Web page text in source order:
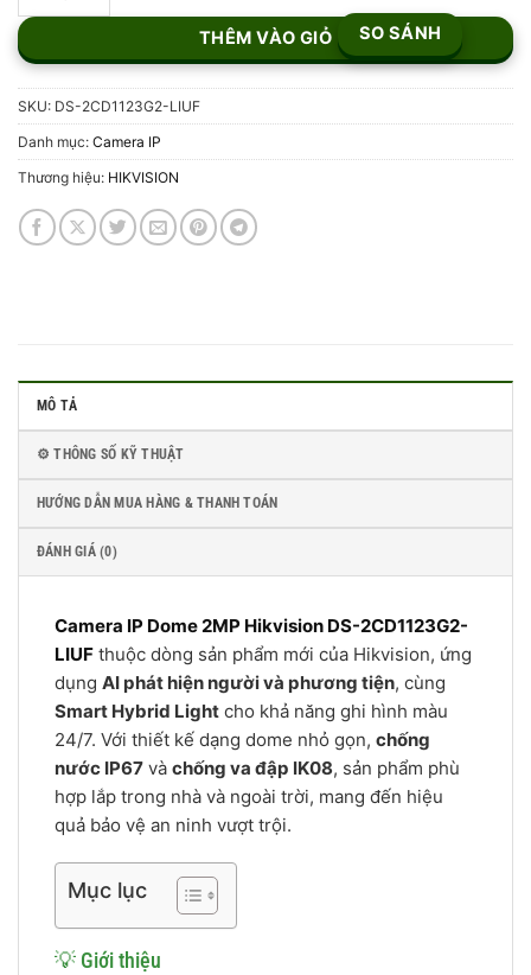
THÊM VÀO GIỎ SO SÁNH
SKU: DS-2CD1123G2-LIUF
Danh mục: Camera IP
Thương hiệu: HIKVISION
MÔ TẢ
⚙️ THÔNG SỐ KỸ THUẬT
HƯỚNG DẪN MUA HÀNG & THANH TOÁN
ĐÁNH GIÁ (0)
Camera IP Dome 2MP Hikvision DS-2CD1123G2-
LIUF thuộc dòng sản phẩm mới của Hikvision, ứng
dụng AI phát hiện người và phương tiện, cùng
Smart Hybrid Light cho khả năng ghi hình màu
24/7. Với thiết kế dạng dome nhỏ gọn, chống
nước IP67 và chống va đập IK08, sản phẩm phù
hợp lắp trong nhà và ngoài trời, mang đến hiệu
quả bảo vệ an ninh vượt trội.
Mục lục
💡 Giới thiệu